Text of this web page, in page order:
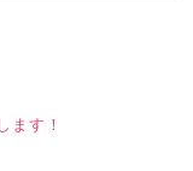
ます！